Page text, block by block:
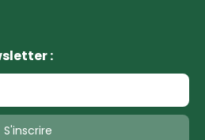
:
S'inscrire